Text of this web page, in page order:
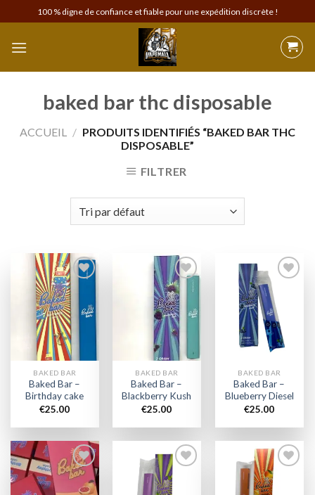
to
content
100 % digne de confiance et fiable pour une expédition discrète !
baked bar thc disposable
ACCUEIL / PRODUITS IDENTIFIÉS “BAKED BAR THC
DISPOSABLE”
FILTRER
Add to
wishlist
BAKED BAR
Baked Bar –
Birthday cake
€25.00
Add to
wishlist
BAKED BAR
Baked Bar –
Blackberry Kush
€25.00
Add to
wishlist
BAKED BAR
Baked Bar –
Blueberry Diesel
€25.00